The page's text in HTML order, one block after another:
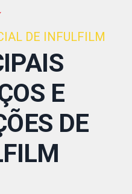
DE INFULFILM
E
DE